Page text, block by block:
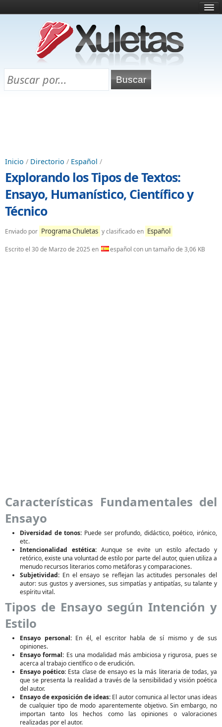
¿Qué es esto?
Directorio
Chuletas para exámenes
Inicio / Directorio / Español /
Explorando los Tipos de Textos:
Ensayo, Humanístico, Científico y
Técnico
Enviado por Programa Chuletas y clasificado en Español
Escrito el 30 de Marzo de 2025 en español con un tamaño de 3,06 KB
Características Fundamentales del
Ensayo
Diversidad de tonos: Puede ser profundo, didáctico, poético, irónico,
etc.
Intencionalidad estética:Aunque se evite un estilo afectado y
retórico, existe una voluntad de estilo por parte del autor, quien utiliza a
menudo recursos literarios como metáforas y comparaciones.
Subjetividad: En el ensayo se reflejan las actitudes personales del
autor: sus gustos y aversiones, sus simpatías y antipatías, su talante y
espíritu vital.
Tipos de Ensayo según Intención y
Estilo
Ensayo personal:En él, el escritor habla de sí mismo y de sus
opiniones.
Ensayo formal: Es una modalidad más ambiciosa y rigurosa, pues se
acerca al trabajo científico o de erudición.
Ensayo poético: Esta clase de ensayo es la más literaria de todas, ya
que se presenta la realidad a través de la sensibilidad y visión poética
del autor.
Ensayo de exposición de ideas: El autor comunica al lector unas ideas
de cualquier tipo de modo aparentemente objetivo. Sin embargo, no
importan tanto los hechos como las opiniones o valoraciones
realizadas por el autor.